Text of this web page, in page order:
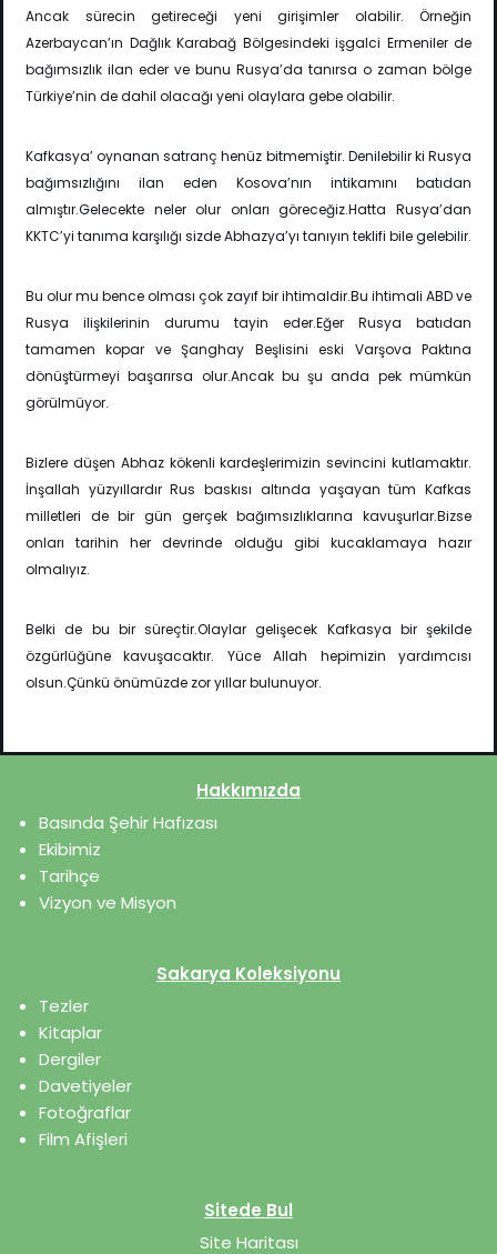
Ancak sürecin getireceği yeni girişimler olabilir. Örneğin
Azerbaycan’ın Dağlık Karabağ Bölgesindeki işgalci Ermeniler de
bağımsızlık ilan eder ve bunu Rusya’da tanırsa o zaman bölge
Türkiye’nin de dahil olacağı yeni olaylara gebe olabilir.
Kafkasya’ oynanan satranç henüz bitmemiştir. Denilebilir ki Rusya
bağımsızlığını ilan eden Kosova’nın intikamını batıdan
almıştır.Gelecekte neler olur onları göreceğiz.Hatta Rusya’dan
KKTC’yi tanıma karşılığı sizde Abhazya’yı tanıyın teklifi bile gelebilir.
Bu olur mu bence olması çok zayıf bir ihtimaldir.Bu ihtimali ABD ve
Rusya ilişkilerinin durumu tayin eder.Eğer Rusya batıdan
tamamen kopar ve Şanghay Beşlisini eski Varşova Paktına
dönüştürmeyi başarırsa olur.Ancak bu şu anda pek mümkün
görülmüyor.
Bizlere düşen Abhaz kökenli kardeşlerimizin sevincini kutlamaktır.
İnşallah yüzyıllardır Rus baskısı altında yaşayan tüm Kafkas
milletleri de bir gün gerçek bağımsızlıklarına kavuşurlar.Bizse
onları tarihin her devrinde olduğu gibi kucaklamaya hazır
olmalıyız.
Belki de bu bir süreçtir.Olaylar gelişecek Kafkasya bir şekilde
özgürlüğüne kavuşacaktır. Yüce Allah hepimizin yardımcısı
olsun.Çünkü önümüzde zor yıllar bulunuyor.
Hakkımızda
Basında Şehir Hafızası
Ekibimiz
Tarihçe
Vizyon ve Misyon
Sakarya Koleksiyonu
Tezler
Kitaplar
Dergiler
Davetiyeler
Fotoğraflar
Film Afişleri
Sitede Bul
Site Haritası